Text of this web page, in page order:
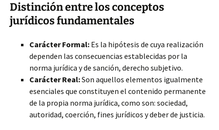
Distinción entre los conceptos
jurídicos fundamentales
Carácter Formal: Es la hipótesis de cuya realización
dependen las consecuencias establecidas por la
norma jurídica y de sanción, derecho subjetivo.
Carácter Real:Son aquellos elementos igualmente
esenciales que constituyen el contenido permanente
de la propia norma jurídica, como son: sociedad,
autoridad, coerción, fines jurídicos y deber de justicia.